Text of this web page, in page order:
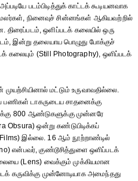
படம்பிடித்துக் காட்டக் கூடியனவாக
நினைவுச் சின்னங்கள் ஆகியவற்றில்
திரைப்படம், ஒளிப்படக் கலையில் ஒரு
இன்று தலையாய பொழுது போக்குச்
கலையும் (Still Photography), ஒளிப்படக்
முயற்சியினால் மட்டும் உருவாவதில்லை.
பணிகள் டாகருடைய சாதனைக்கு
800 ஆண்டுகளுக்கு முன்னரே
Obsura) ஒன்று கண்டுபிடிக்கப்
(Films) இல்லை. 16 ஆம் நூற்றாண்டில்
என்பவர், குண்டூசித்துளை ஒளிப்படக்
(Lens) வைக்கும் முக்கியமான
கருவிக்கு முன்னோடியாக அமைந்தது